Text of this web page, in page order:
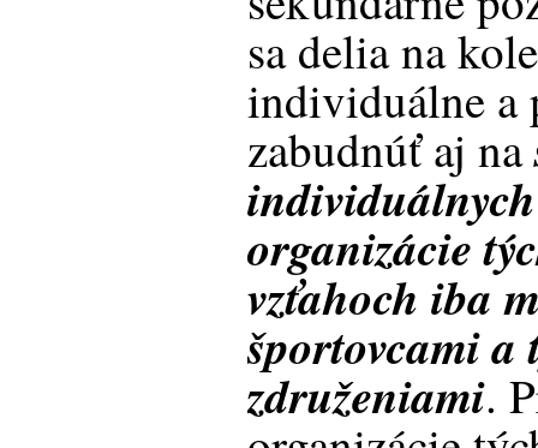
sa delia na
individuálne a
zabudnúť aj na
organizácie
vzťahoch iba
športovcami
združeniami.